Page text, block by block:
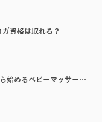
資格は取れる？
始めるベビーマッサー…